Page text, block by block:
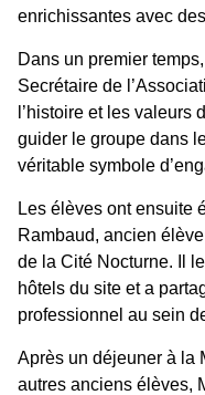
enrichissantes avec
Dans un premier
Secrétaire de
l’histoire et les valeurs
guider le groupe dans
véritable symbole
Les élèves ont ensuite
Rambaud, ancien
de la Cité Nocturne. Il
hôtels du site et a
professionnel au sein
Après un déjeuner à la
autres anciens élèves,